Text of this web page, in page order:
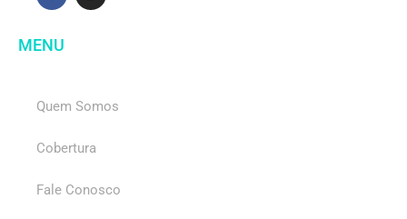
MENU
Quem Somos
Cobertura
Fale Conosco